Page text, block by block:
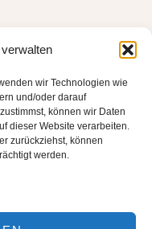
wir Technologien wie
und/oder darauf
können wir Daten
dieser Website verarbeiten.
zurückziehst, können
werden.